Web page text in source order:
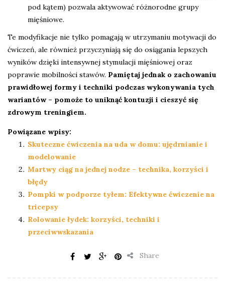
pod kątem) pozwala aktywować różnorodne grupy
mięśniowe.
Te modyfikacje nie tylko pomagają w utrzymaniu motywacji do
ćwiczeń, ale również przyczyniają się do osiągania lepszych
wyników dzięki intensywnej stymulacji mięśniowej oraz
poprawie mobilności stawów. Pamiętaj jednak o zachowaniu
prawidłowej formy i techniki podczas wykonywania tych
wariantów – pomoże to uniknąć kontuzji i cieszyć się
zdrowym treningiem.
Powiązane wpisy:
Skuteczne ćwiczenia na uda w domu: ujędrnianie i
modelowanie
Martwy ciąg na jednej nodze – technika, korzyści i
błędy
Pompki w podporze tyłem: Efektywne ćwiczenie na
tricepsy
Rolowanie łydek: korzyści, techniki i
przeciwwskazania
Share